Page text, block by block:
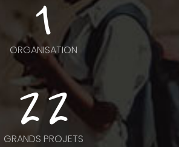
1
ORGANISATION
22
GRANDS PROJETS